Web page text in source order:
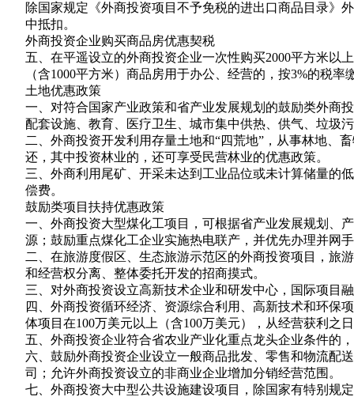
除国家规定《外商投资项目不予免税的进出口商品目录》
中抵扣。
外商投资企业购买商品房优惠契税
五、在平遥设立的外商投资企业一次性购买2000平方米以
（含1000平方米）商品房用于办公、经营的，按3%的税率
土地优惠政策
一、对符合国家产业政策和省产业发展规划的鼓励类外商
配套设施、教育、医疗卫生、城市集中供热、供气、垃圾
二、外商投资开发利用存量土地和“四荒地”，从事林地、
还，其中投资林业的，还可享受民营林业的优惠政策。
三、外商利用尾矿、开采未达到工业品位或未计算储量的
偿费。
鼓励类项目扶持优惠政策
一、外商投资大型煤化工项目，可根据省产业发展规划、
源；鼓励重点煤化工企业实施热电联产，并优先办理并网
二、在旅游度假区、生态旅游示范区的外商投资项目，旅
和经营权分离、整体委托开发的招商摸式。
三、对外商投资设立高新技术企业和研发中心，国际项目
四、外商投资循环经济、资源综合利用、高新技术和环保
体项目在100万美元以上（含100万美元），从经营获利之
五、外商投资企业符合省农业产业化重点龙头企业条件的
六、鼓励外商投资企业设立一般商品批发、零售和物流配
司；允许外商投资设立的非商业企业增加分销经营范围。
七、外商投资大中型公共设施建设项目，除国家有特别规